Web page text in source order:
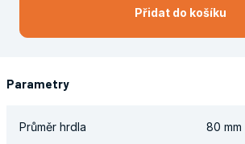
Přidat do košíku
Parametry
Průměr hrdla 80 mm